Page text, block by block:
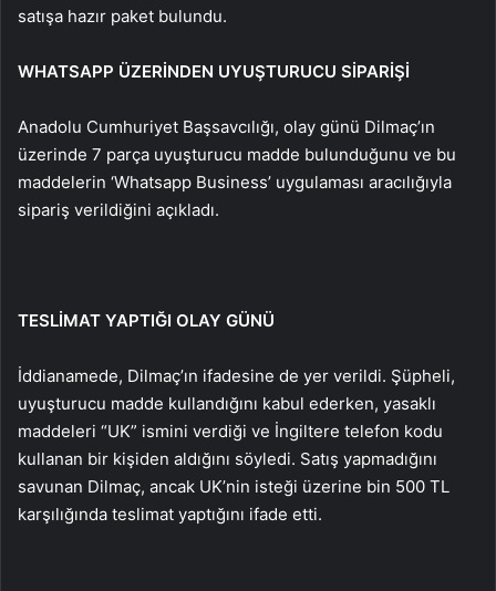
satışa hazır paket bulundu.
WHATSAPP ÜZERİNDEN UYUŞTURUCU SİPARİŞİ
Anadolu Cumhuriyet Başsavcılığı, olay günü Dilmaç’ın
üzerinde 7 parça uyuşturucu madde bulunduğunu ve bu
maddelerin ‘Whatsapp Business’ uygulaması aracılığıyla
sipariş verildiğini açıkladı.
TESLİMAT YAPTIĞI OLAY GÜNÜ
İddianamede, Dilmaç’ın ifadesine de yer verildi. Şüpheli,
uyuşturucu madde kullandığını kabul ederken, yasaklı
maddeleri “UK” ismini verdiği ve İngiltere telefon kodu
kullanan bir kişiden aldığını söyledi. Satış yapmadığını
savunan Dilmaç, ancak UK’nin isteği üzerine bin 500 TL
karşılığında teslimat yaptığını ifade etti.